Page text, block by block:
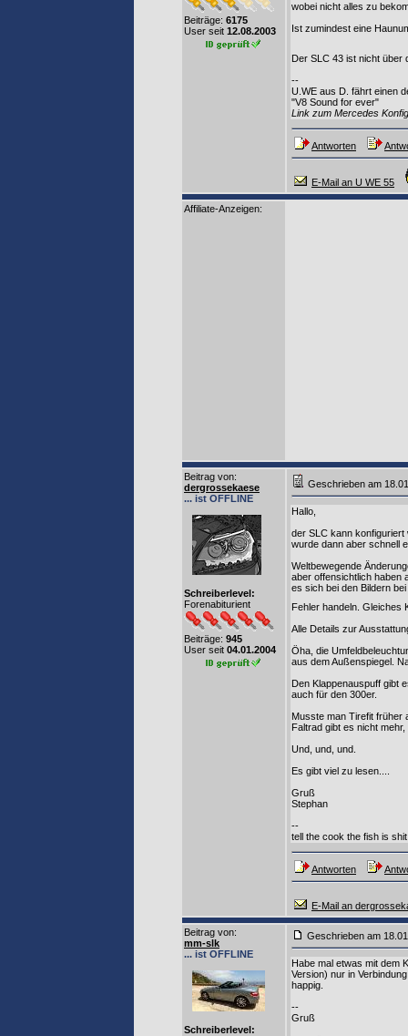
Beiträge: 6175
User seit 12.08.2003
wobei nicht alles zu
Ist zumindest eine
Der SLC 43 ist nicht
--
U.WE aus D. fährt einen
"V8 Sound for ever"
Link zum Mercedes
Antworten
E-Mail an U WE 55
Affiliate-Anzeigen:
Beitrag von:
dergrossekaese
... ist OFFLINE
Schreiberlevel:
Forenabiturient
Beiträge: 945
User seit 04.01.2004
Geschrieben am
Hallo,
der SLC kann
wurde dann aber schnell
Weltbewegende
aber offensichtlich haben
es sich bei den Bildern
Fehler handeln. Gleiches
Alle Details zur
Öha, die
aus dem Außenspiegel.
Den Klappenauspuff gibt
auch für den 300er.
Musste man Tirefit früher
Faltrad gibt es nicht
Und, und, und.
Es gibt viel zu lesen....
Gruß
Stephan
--
tell the cook the fish is shit
Antworten
E-Mail an
Beitrag von:
mm-slk
... ist OFFLINE
Schreiberlevel:
Geschrieben am
Habe mal etwas mit dem
Version) nur in
happig.
--
Gruß